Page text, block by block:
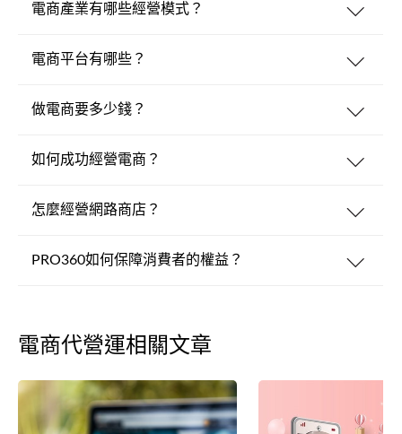
電商產業有哪些經營模式？
電商平台有哪些？
做電商要多少錢？
如何成功經營電商？
怎麼經營網路商店？
PRO360如何保障消費者的權益？
電商代營運相關文章